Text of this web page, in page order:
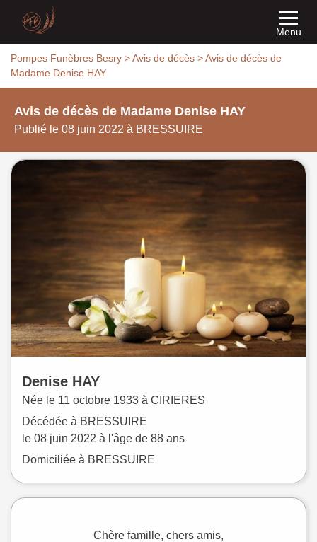
Menu
Pompes Funèbres Besry >Avis de décès >Avis de décès de
Madame Denise HAY
Avis de décès de Madame Denise HAY
Publié le 08 juin 2022 à BRESSUIRE
Denise HAY
Née le 11 octobre 1933 à CIRIERES
Décédée à BRESSUIRE
le 08 juin 2022 à l'âge de 88 ans
Domiciliée à BRESSUIRE
Chère famille, chers amis,